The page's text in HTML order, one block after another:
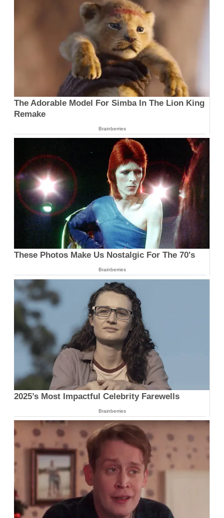
The Adorable Model For Simba In The Lion King
Remake
Brainberries
These Photos Make Us Nostalgic For The 70's
Brainberries
2025’s Most Impactful Celebrity Farewells
Brainberries